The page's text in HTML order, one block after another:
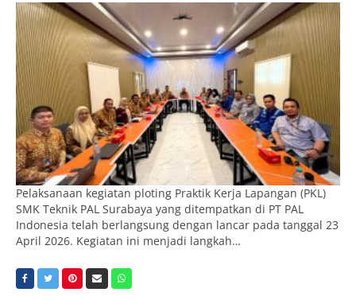
Pelaksanaan kegiatan ploting Praktik Kerja Lapangan (PKL)
SMK Teknik PAL Surabaya yang ditempatkan di PT PAL
Indonesia telah berlangsung dengan lancar pada tanggal 23
April 2026. Kegiatan ini menjadi langkah…